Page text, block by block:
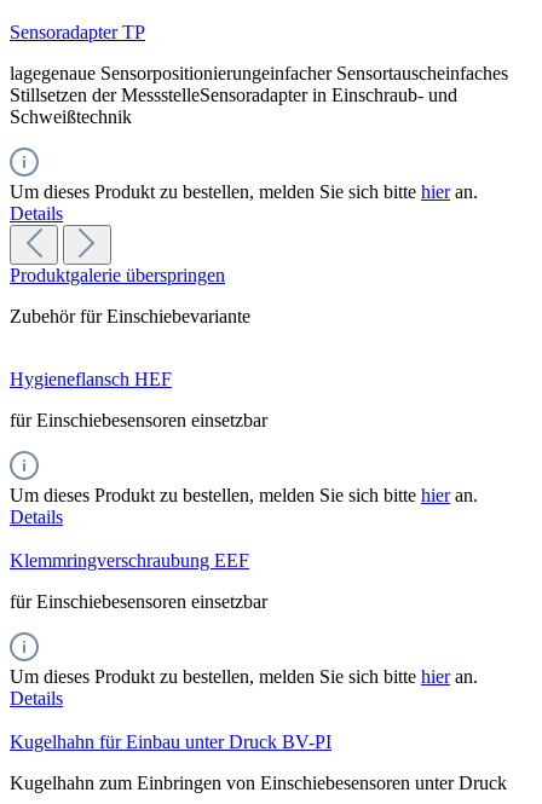
Sensoradapter TP
lagegenaue Sensorpositionierungeinfacher Sensortauscheinfaches
Stillsetzen der MessstelleSensoradapter in Einschraub- und
Schweißtechnik
Um dieses Produkt zu bestellen, melden Sie sich bitte hieran.
Details
Produktgalerie überspringen
Zubehör für Einschiebevariante
Hygieneflansch HEF
für Einschiebesensoren einsetzbar
Um dieses Produkt zu bestellen, melden Sie sich bitte hieran.
Details
Klemmringverschraubung EEF
für Einschiebesensoren einsetzbar
Um dieses Produkt zu bestellen, melden Sie sich bitte hieran.
Details
Kugelhahn für Einbau unter Druck BV-PI
Kugelhahn zum Einbringen von Einschiebesensoren unter Druck